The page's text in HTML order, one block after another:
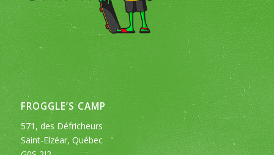
FROGGLE’S CAMP
571, des Défricheurs
Saint-Elzéar, Québec